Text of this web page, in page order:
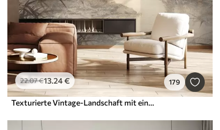
22.07€13.24€ 179
Texturierte Vintage-Landschaft mit einem Baum in der Nähe von Fluss und einem bewölkten Himmel, Natur Kunst in Sepia-Tönen